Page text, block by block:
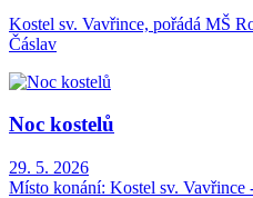
Kostel sv. Vavřince, pořádá MŠ
Čáslav
Noc kostelů
29. 5. 2026
Místo konání: Kostel sv. Vavřince